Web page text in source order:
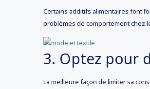
Certains additifs alimentaires font
problèmes de comportement chez
3. Optez pour
La meilleure façon de limiter sa